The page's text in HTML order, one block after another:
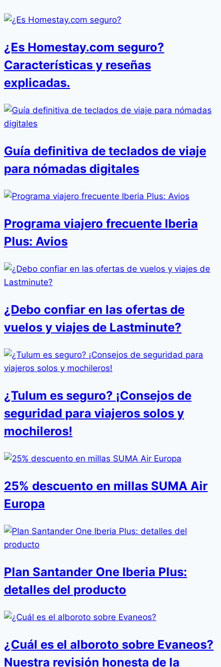
¿Es Homestay.com seguro?
Características y reseñas
explicadas.
Guía definitiva de teclados de viaje
para nómadas digitales
Programa viajero frecuente Iberia
Plus: Avios
¿Debo confiar en las ofertas de
vuelos y viajes de Lastminute?
¿Tulum es seguro? ¡Consejos de
seguridad para viajeros solos y
mochileros!
25% descuento en millas SUMA Air
Europa
Plan Santander One Iberia Plus:
detalles del producto
¿Cuál es el alboroto sobre Evaneos?
Nuestra revisión honesta de la